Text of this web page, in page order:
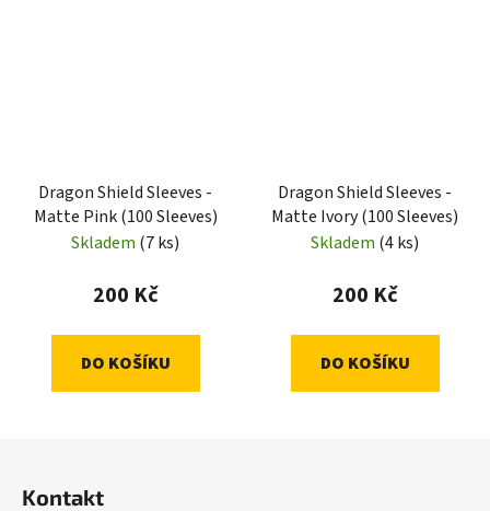
Dragon Shield Sleeves -
Matte Pink (100 Sleeves)
Skladem (7 ks)
200 Kč
DO KOŠÍKU
Dragon Shield Sleeves -
Matte Ivory (100 Sleeves)
Skladem (4 ks)
200 Kč
DO KOŠÍKU
Kontakt